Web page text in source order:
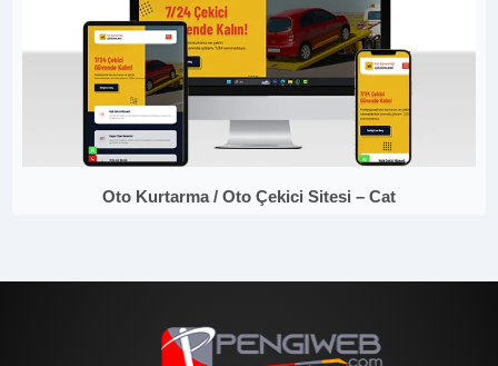
Oto Kurtarma / Oto Çekici Sitesi – Cat